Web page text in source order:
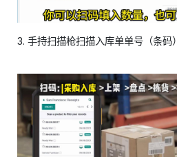
3. 手持扫描枪扫描入库单单号（条码）